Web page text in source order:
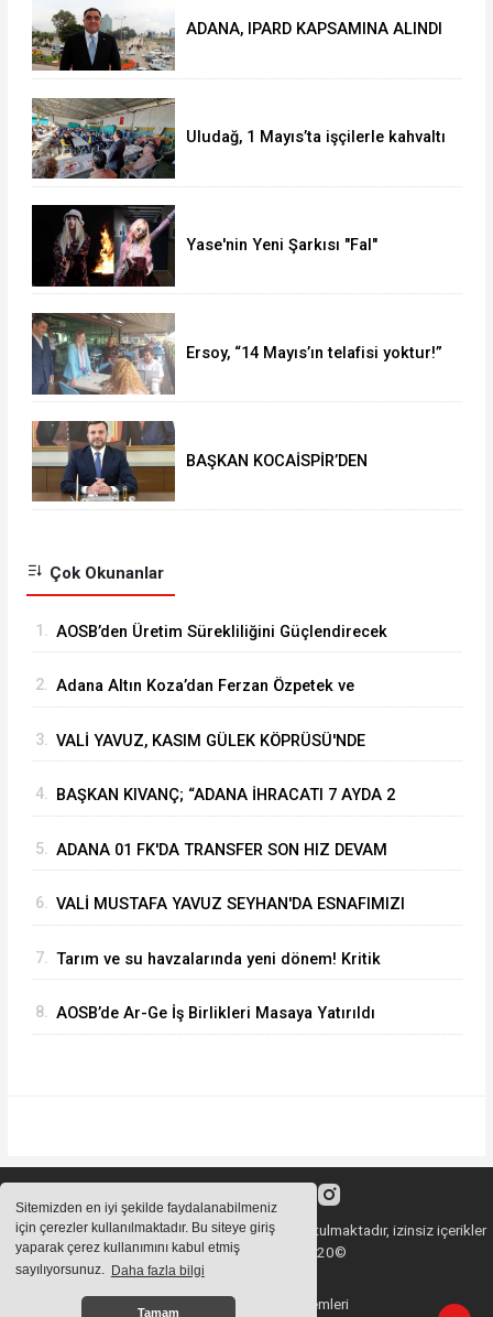
Sitemizden en iyi şekilde faydalanabilmeniz
için çerezler kullanılmaktadır. Bu siteye giriş
yaparak çerez kullanımını kabul etmiş
sayılıyorsunuz. Daha fazla bilgi
Tamam
ADANA, IPARD KAPSAMINA ALINDI
Uludağ, 1 Mayıs’ta işçilerle kahvaltı
Yase'nin Yeni Şarkısı "Fal"
Ersoy, “14 Mayıs’ın telafisi yoktur!”
BAŞKAN KOCAİSPİR’DEN
Çok Okunanlar
1. ⁠AOSB’den Üretim Sürekliliğini Güçlendirecek
2. Adana Altın Koza’dan Ferzan Özpetek ve
3. VALİ YAVUZ, KASIM GÜLEK KÖPRÜSÜ'NDE
4. BAŞKAN KIVANÇ; “ADANA İHRACATI 7 AYDA 2
5. ADANA 01 FK'DA TRANSFER SON HIZ DEVAM
6. VALİ MUSTAFA YAVUZ SEYHAN'DA ESNAFIMIZI
7. Tarım ve su havzalarında yeni dönem! Kritik
8. AOSB’de Ar-Ge İş Birlikleri Masaya Yatırıldı
Sitemizde bulunan içeriklerin tüm hakları saklı tutulmaktadır, izinsiz içerikler
kullanılamaz. Copyright 2020©
Haber Yazılımı: Haber Sistemleri